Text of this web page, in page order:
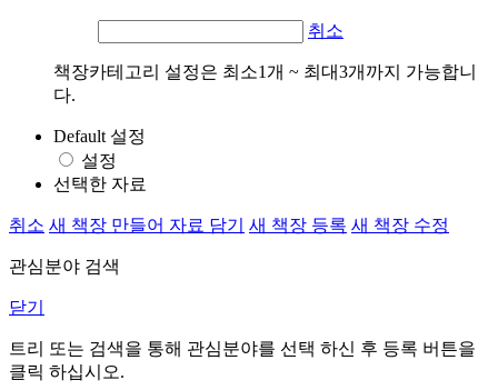
취소
책장카테고리 설정은 최소1개 ~ 최대3개까지 가능합니
다.
Default 설정
설정
선택한 자료
취소 새 책장 만들어 자료 담기 새 책장 등록 새 책장 수정
관심분야 검색
닫기
트리 또는 검색을 통해 관심분야를 선택 하신 후 등록 버튼을
클릭 하십시오.